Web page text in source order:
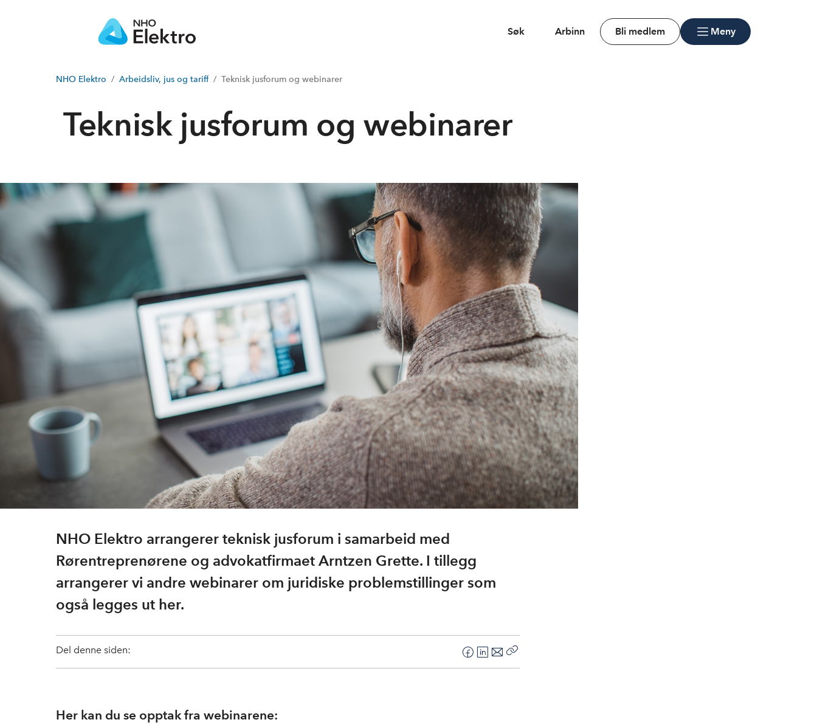
Søk Arbinn Bli medlem Meny
NHO Elektro Arbeidsliv, jus og tariff Teknisk jusforum og webinarer
Teknisk jusforum og webinarer
NHO Elektro arrangerer teknisk jusforum i samarbeid med
Rørentreprenørene og advokatfirmaet Arntzen Grette. I tillegg
arrangerer vi andre webinarer om juridiske problemstillinger som
også legges ut her.
Del denne siden:
F
L
E
Her kan du se opptak fra webinarene: